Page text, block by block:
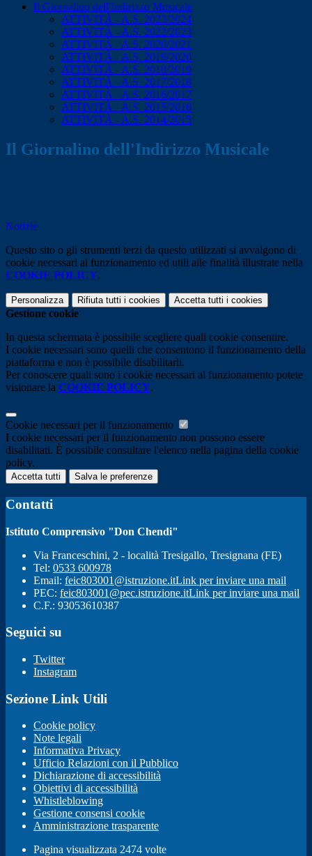
Il Giornalino dell'Indirizzo Musicale
ATTIVITÀ - A.S. 2023/2024
ATTIVITÀ - A.S. 2022/2023
ATTIVITÀ - A.S. 2020/2021
ATTIVITÀ - A.S. 2019/2020
ATTIVITÀ - A.S. 2018/2019
ATTIVITÀ - A.S. 2017/2018
ATTIVITÀ - A.S. 2016/2017
ATTIVITÀ - A.S. 2015/2016
ATTIVITÀ - A.S. 2014/2015
Il Giornalino dell'Indirizzo Musicale
Notizie
Questo sito o gli strumenti terzi da questo utilizzati si avvalgono di
cookie necessari al funzionamento ed utili alle finalità illustrate nella
COOKIE POLICY.
Personalizza Rifiuta tutti i cookies Accetta tutti i cookies
Gestione cookie
In questa schermata è possibile scegliere quali cookie consentire.
I cookie necessari sono quelli che consentono il funzionamento della
piattaforma e non è possibile disabilitarli.
Per conoscere quali sono i cookie necessari al funzionamento potete
visionare la COOKIE POLICY.
Cookie necessari per il funzionamento
I cookie necessari per il funzionamento non possono essere
disabilitati. È possibile consultare l'elenco nella pagina della cookie
policy.
Accetta tutti Salva le preferenze
Contatti
Istituto Comprensivo "Don Chendi"
Via Franceschini, 2 - località Tresigallo, Tresignana (FE)
Tel: 0533 600978
Email: feic803001@istruzione.itLink per inviare una mail
PEC: feic803001@pec.istruzione.itLink per inviare una mail
C.F.: 93053610387
Seguici su
Twitter
Instagram
Sezione Link Utili
Cookie policy
Note legali
Informativa Privacy
Ufficio Relazioni con il Pubblico
Dichiarazione di accessibilità
Obiettivi di accessibilità
Whistleblowing
Gestione consensi cookie
Amministrazione trasparente
Pagina visualizzata 2474 volte